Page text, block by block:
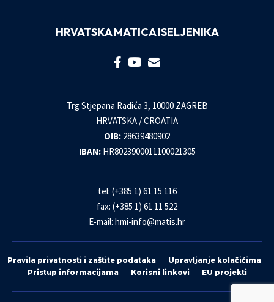
HRVATSKA MATICA ISELJENIKA
Trg Stjepana Radića 3, 10000 ZAGREB
HRVATSKA / CROATIA
OIB: 28639480902
IBAN: HR8023900011100021305
tel: (+385 1) 61 15 116
fax: (+385 1) 61 11 522
E-mail: hmi-info@matis.hr
Pravila privatnosti i zaštite podataka
Upravljanje kolačićima
Pristup informacijama
Korisni linkovi EU projekti